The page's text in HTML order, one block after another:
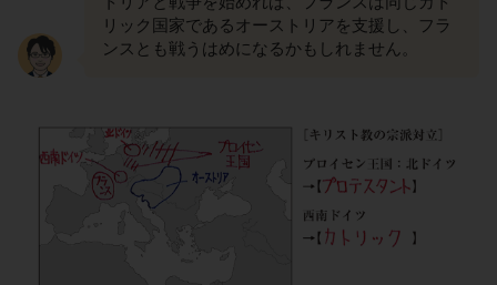
リック国家であるオーストリアを支援し、フラ
ンスとも戦うはめになるかもしれません。